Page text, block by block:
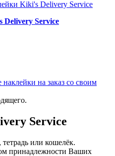
Delivery Service
на заказ со своим
Service
или кошелёк.
принадлежности Ваших